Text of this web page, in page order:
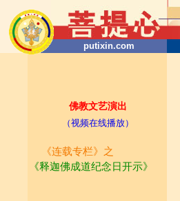
putixin.com
佛教文艺演出
（视频在线播放）
《连载专栏》之
《释迦佛成道纪念日开示》